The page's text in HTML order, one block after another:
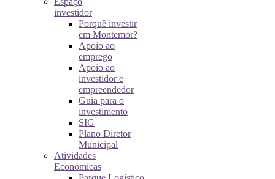
investidor
Porquê investir
em Montemor?
Apoio ao
emprego
Apoio ao
investidor e
empreendedor
Guia para o
investimento
SIG
Plano Diretor
Municipal
Atividades
Económicas